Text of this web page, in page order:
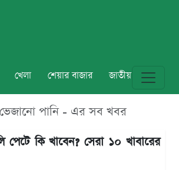
খেলা শেয়ার বাজার জাতীয় বিশ্ব
পানি - এর সব খবর
পেটে কি খাবেন? সেরা ১০ খাবারের